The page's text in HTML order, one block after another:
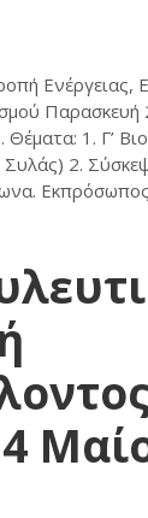
Ενέργειας,
Παρασκευή
1. Γ’
2.